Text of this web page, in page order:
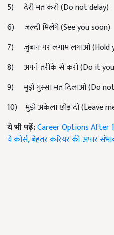
5) देरी मत करो (Do not delay)
6) जल्दी मिलेंगे (See you soon)
7) जुबान पर लगाम लगाओ (Hold
8) अपने तरीके से करो (Do it
9) मुझे गुस्सा मत दिलाओ (Do
10) मुझे अकेला छोड़ दो (Leave
ये भी पढ़ें:Career Options After
ये कोर्स, बेहतर करियर की अपार